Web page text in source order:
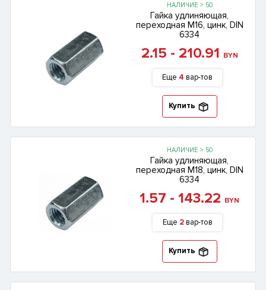
НАЛИЧИЕ > 50
Гайка удлиняющая,
переходная М16, цинк, DIN
6334
2.15 - 210.91 BYN
Еще 4 вар-тов
Купить
НАЛИЧИЕ > 50
Гайка удлиняющая,
переходная М18, цинк, DIN
6334
1.57 - 143.22 BYN
Еще 2 вар-тов
Купить